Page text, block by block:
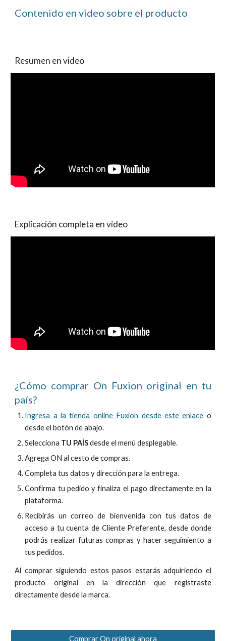
Contenido en video sobre el producto
Resumen en video
Explicación completa en video
¿Cómo comprar On Fuxion original en tu
país?
Ingresa a la tienda online Fuxion desde este enlace o
desde el botón de abajo.
Selecciona TU PAÍSdesde el menú desplegable.
Agrega ON al cesto de compras.
Completa tus datos y dirección para la entrega.
Confirma tu pedido y finaliza el pago directamente en la
plataforma.
Recibirás un correo de bienvenida con tus datos de
accesoa tu cuenta de Cliente Preferente, desde donde
podrás realizar futuras compras y hacer seguimiento a
tus pedidos.
Al comprarsiguiendo estos pasos estarás adquiriendo el
producto original en la direcciónque registraste
directamentedesde la marca.
Comprar On original ahora